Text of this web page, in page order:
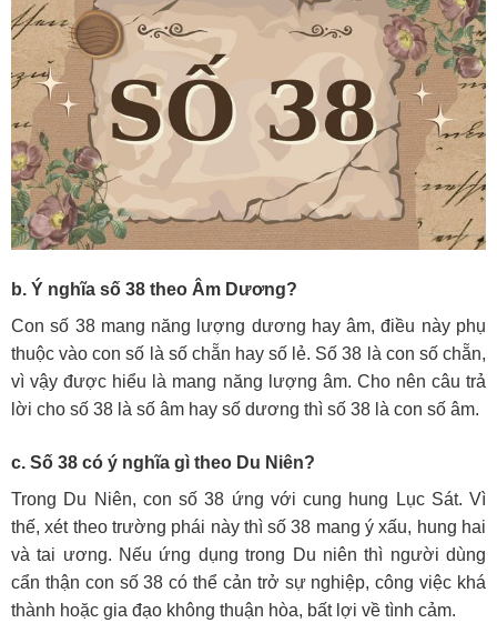
b. Ý nghĩa số 38 theo Âm Dương?
Con số 38 mang năng lượng dương hay âm, điều này phụ
thuộc vào con số là số chẵn hay số lẻ. Số 38 là con số chẵn,
vì vậy được hiểu là mang năng lượng âm. Cho nên câu trả
lời cho số 38 là số âm hay số dương thì số 38 là con số âm.
c. Số 38 có ý nghĩa gì theo Du Niên?
Trong Du Niên, con số 38 ứng với cung hung Lục Sát. Vì
thế, xét theo trường phái này thì số 38 mang ý xấu, hung hai
và tai ương. Nếu ứng dụng trong Du niên thì người dùng
cẩn thận con số 38 có thể cản trở sự nghiệp, công việc khá
thành hoặc gia đạo không thuận hòa, bất lợi về tình cảm.